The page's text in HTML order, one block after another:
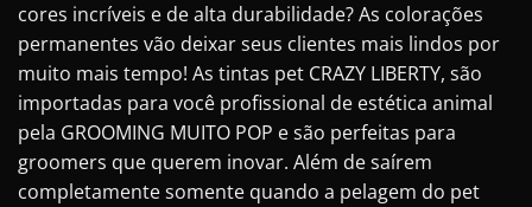
cores incríveis e de alta durabilidade? As colorações
permanentes vão deixar seus clientes mais lindos por
muito mais tempo! As tintas pet CRAZY LIBERTY, são
importadas para você profissional de estética animal
pela GROOMING MUITO POP e são perfeitas para
groomers que querem inovar. Além de saírem
completamente somente quando a pelagem do pet